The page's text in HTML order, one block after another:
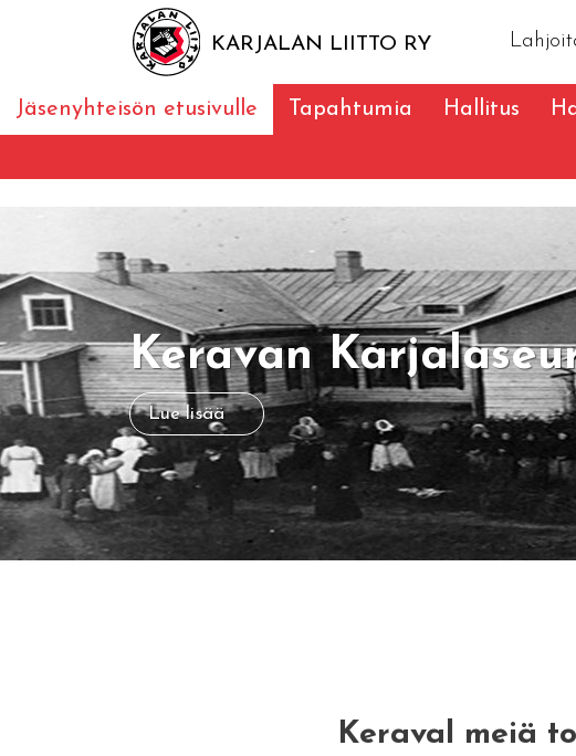
KARJALAN LIITTO RY
Jäsenyhteisön etusivulle Tapahtumia Hallitus
Keravan
Lue lisää
Keraval meiä